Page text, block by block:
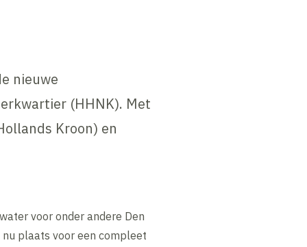
nieuwe
(HHNK). Met
Kroon) en
voor onder andere Den
plaats voor een compleet